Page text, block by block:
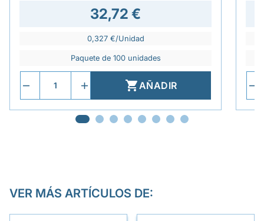
32,72 €
0,327 €/Unidad
Paquete de 100 unidades
AÑADIR
VER MÁS ARTÍCULOS DE: